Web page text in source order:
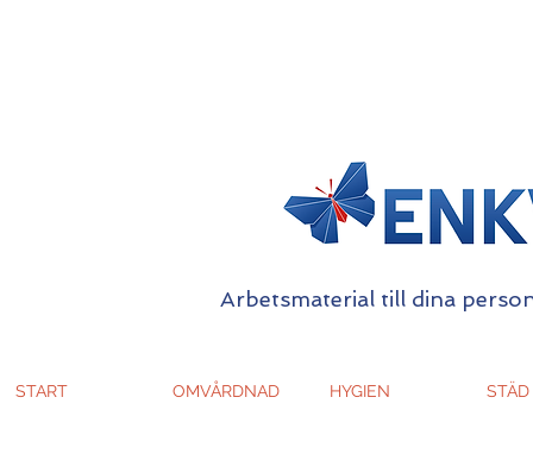
Arbetsmaterial till dina
START OMVÅRDNAD HYGIEN STÄD